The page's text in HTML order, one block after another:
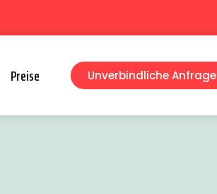
Preise Unverbindliche Anfrage